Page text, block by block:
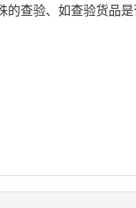
查验、如查验货品